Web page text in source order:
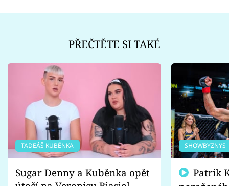
PŘEČTĚTE SI TAKÉ
TADEÁŠ KUBĚNKA
Sugar Denny a Kuběnka opět
SHOWBYZNYS